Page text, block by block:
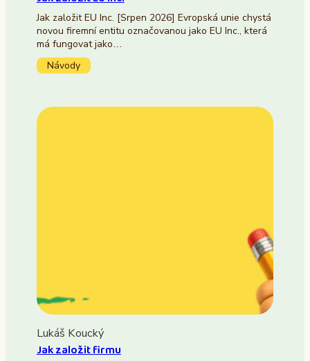
Jak založit EU Inc. [Srpen 2026] Evropská unie chystá
novou firemní entitu označovanou jako EU Inc., která
má fungovat jako…
Návody
Lukáš Koucký
Jak založit firmu